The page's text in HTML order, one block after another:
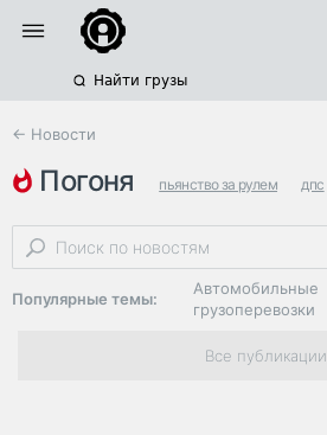
Найти грузы
← Новости
погоня пьянство за рулем дпс
Популярные темы:
Автомобильные
грузоперевозки
Региональная
логистика
Все публикации